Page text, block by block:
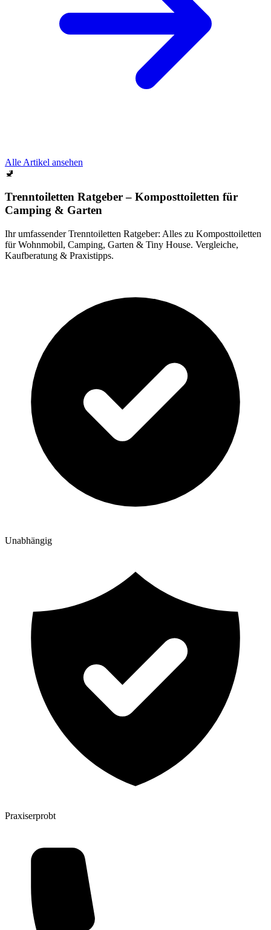
Alle Artikel ansehen
🚽
Trenntoiletten Ratgeber – Komposttoiletten für
Camping & Garten
Ihr umfassender Trenntoiletten Ratgeber: Alles zu Komposttoiletten
für Wohnmobil, Camping, Garten & Tiny House. Vergleiche,
Kaufberatung & Praxistipps.
Unabhängig
Praxiserprobt